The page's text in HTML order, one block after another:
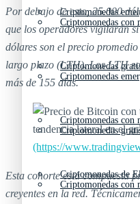
Criptomonedas
Criptomonedas
Criptomonedas con
Criptomonedas de
Criptomonedas con
Criptomonedas
Criptomonedas
Criptomonedas con
Por debajo de esto, 25.000
que los operadores vigilarán
dólares son el precio
largo plazo (LTH). Los LTH
más de 155 días.
tendencia lateral en el
(https://
Esta cohorte está compuesta
creyentes en la red.